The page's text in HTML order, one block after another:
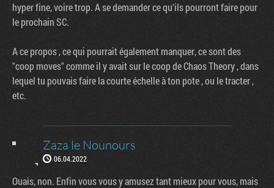
hyper fine, voire trop. A se demander ce qu'ils pourront faire pour
le prochain SC.
A ce propos , ce qui pourrait également manquer, ce sont des
"coop moves" comme il y avait sur le coop de Chaos Theory , dans
lequel tu pouvais faire la courte échelle à ton pote , ou le tracter ,
etc.
Zaza le Nounours
06.04.2022
Ouais, non. Enfin vous vous y amusez tant mieux pour vous, mais